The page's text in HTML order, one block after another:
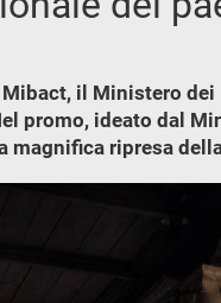
il Ministero
promo, ideato dal
ripresa